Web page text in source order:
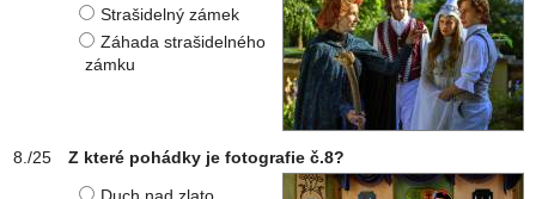
Strašidelný zámek
Záhada strašidelného
zámku
Z které pohádky je fotografie č.8?